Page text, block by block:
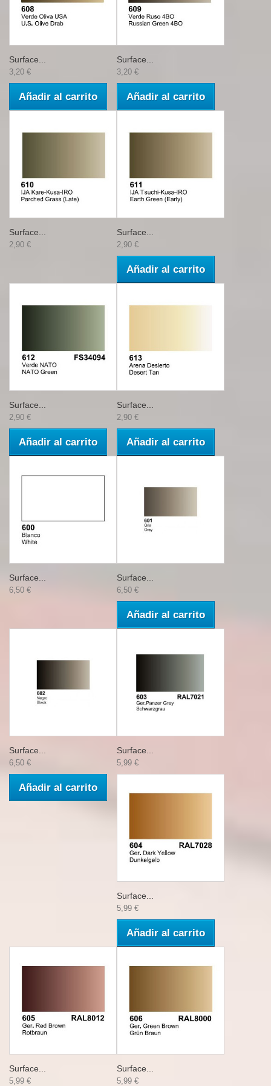
Surface...
3,20 €
Añadir al carrito
Surface...
3,20 €
Añadir al carrito
Surface...
2,90 €
Surface...
2,90 €
Añadir al carrito
Surface...
2,90 €
Añadir al carrito
Surface...
2,90 €
Añadir al carrito
Surface...
6,50 €
Surface...
6,50 €
Añadir al carrito
Surface...
6,50 €
Añadir al carrito
Surface...
5,99 €
Surface...
5,99 €
Añadir al carrito
Surface...
5,99 €
Surface...
5,99 €